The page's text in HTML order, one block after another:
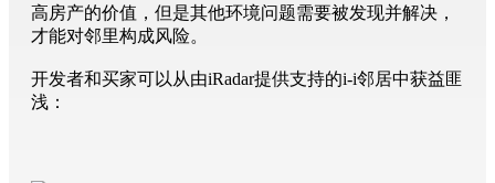
高房产的价值，但是其他环境问题需要被发现并解决，
才能对邻里构成风险。
开发者和买家可以从由iRadar提供支持的i-i邻居中获益匪
浅：